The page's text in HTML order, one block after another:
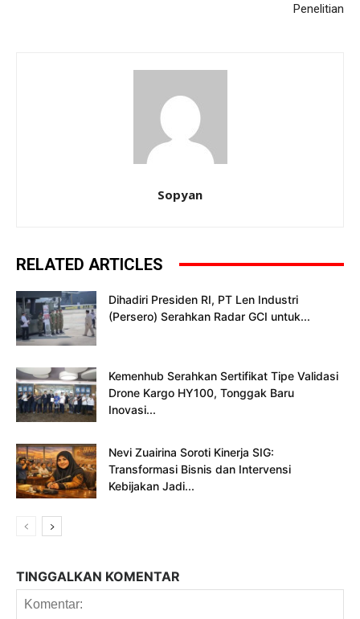
Penelitian
Sopyan
RELATED ARTICLES
Dihadiri Presiden RI, PT Len Industri
(Persero) Serahkan Radar GCI untuk...
Kemenhub Serahkan Sertifikat Tipe Validasi
Drone Kargo HY100, Tonggak Baru
Inovasi...
Nevi Zuairina Soroti Kinerja SIG:
Transformasi Bisnis dan Intervensi
Kebijakan Jadi...
TINGGALKAN KOMENTAR